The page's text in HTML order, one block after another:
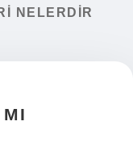
NELERDIR